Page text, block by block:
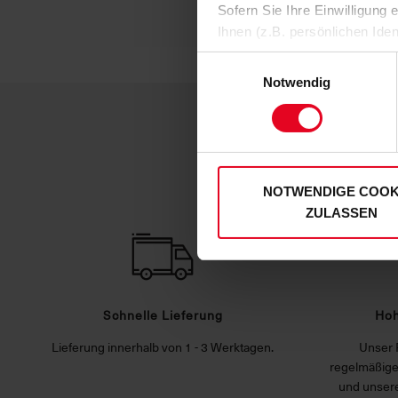
Sofern Sie Ihre Einwilligung
Ihnen (z.B. persönlichen
zulassen“-Button stimmen
personenbezogenen Daten
Soweit Sie „Notwendige
Notwendig
NOTWENDIGE
ZULASSEN
Schnelle Lieferung
Lieferung innerhalb von 1 - 3 Werktagen.
Unser
und